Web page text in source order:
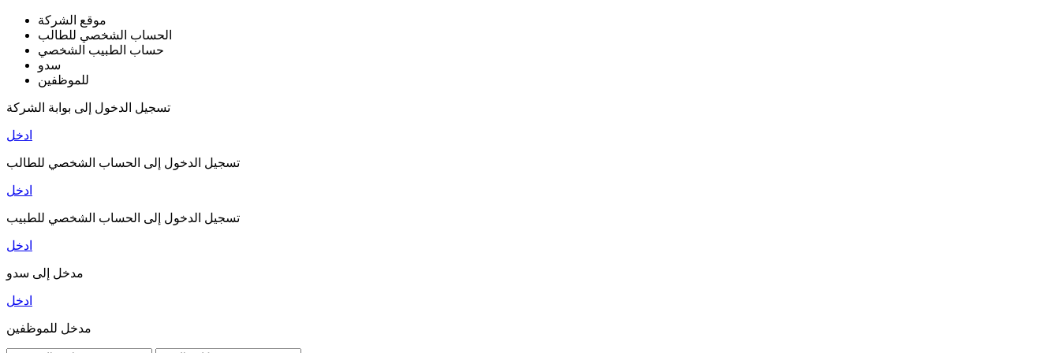
موقع الشركة
الحساب الشخصي للطالب
حساب الطبيب الشخصي
سدو
للموظفين
تسجيل الدخول إلى بوابة الشركة
ادخل
تسجيل الدخول إلى الحساب الشخصي للطالب
ادخل
تسجيل الدخول إلى الحساب الشخصي للطبيب
ادخل
مدخل إلى سدو
ادخل
مدخل للموظفين